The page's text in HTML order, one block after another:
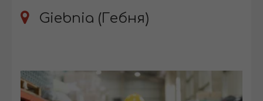
Giebnia (Гебня)